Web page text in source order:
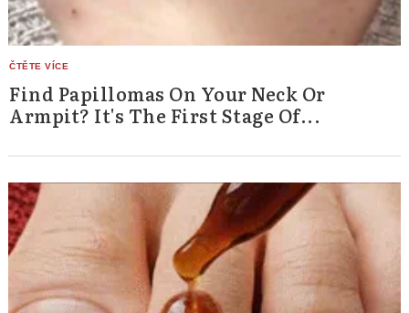
Find Papillomas On Your Neck Or
Armpit? It's The First Stage Of...